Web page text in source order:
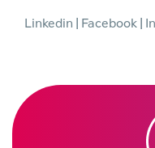
Linkedin Facebook